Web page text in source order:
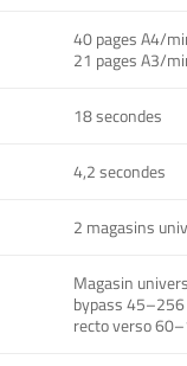
40 pages A4/
21 pages A3/
18 secondes
4,2 secondes
2 magasins
Magasin
bypass 45–256
recto verso